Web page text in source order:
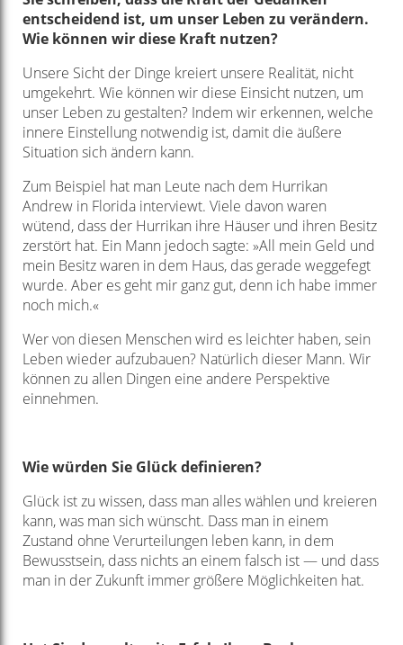
entscheidend ist, um unser Leben zu verändern.
Wie können wir diese Kraft nutzen?
Unsere Sicht der Dinge kreiert unsere Realität, nicht
umgekehrt. Wie können wir diese Einsicht nutzen, um
unser Leben zu gestalten? Indem wir erkennen, welche
innere Einstellung notwendig ist, damit die äußere
Situation sich ändern kann.
Zum Beispiel hat man Leute nach dem Hurrikan
Andrew in Florida interviewt. Viele davon waren
wütend, dass der Hurrikan ihre Häuser und ihren Besitz
zerstört hat. Ein Mann jedoch sagte: »All mein Geld und
mein Besitz waren in dem Haus, das gerade weggefegt
wurde. Aber es geht mir ganz gut, denn ich habe immer
noch mich.«
Wer von diesen Menschen wird es leichter haben, sein
Leben wieder aufzubauen? Natürlich dieser Mann. Wir
können zu allen Dingen eine andere Perspektive
einnehmen.
Wie würden Sie Glück definieren?
Glück ist zu wissen, dass man alles wählen und kreieren
kann, was man sich wünscht. Dass man in einem
Zustand ohne Verurteilungen leben kann, in dem
Bewusstsein, dass nichts an einem falsch ist — und dass
man in der Zukunft immer größere Möglichkeiten hat.